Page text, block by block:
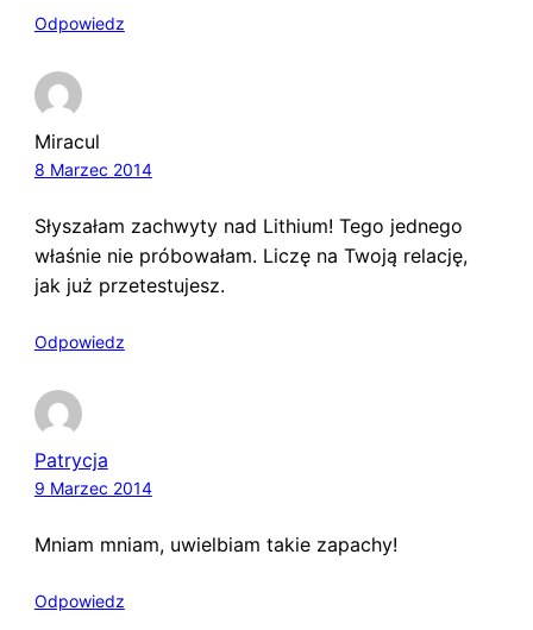
Odpowiedz
Miracul
8 Marzec 2014
Słyszałam zachwyty nad Lithium! Tego jednego
właśnie nie próbowałam. Liczę na Twoją relację,
jak już przetestujesz.
Odpowiedz
Patrycja
9 Marzec 2014
Mniam mniam, uwielbiam takie zapachy!
Odpowiedz